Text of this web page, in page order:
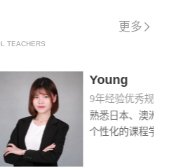
TEACHERS
更多 
优秀规划老师
本、澳洲课程，擅长帮助学生制定
的课程学习规划